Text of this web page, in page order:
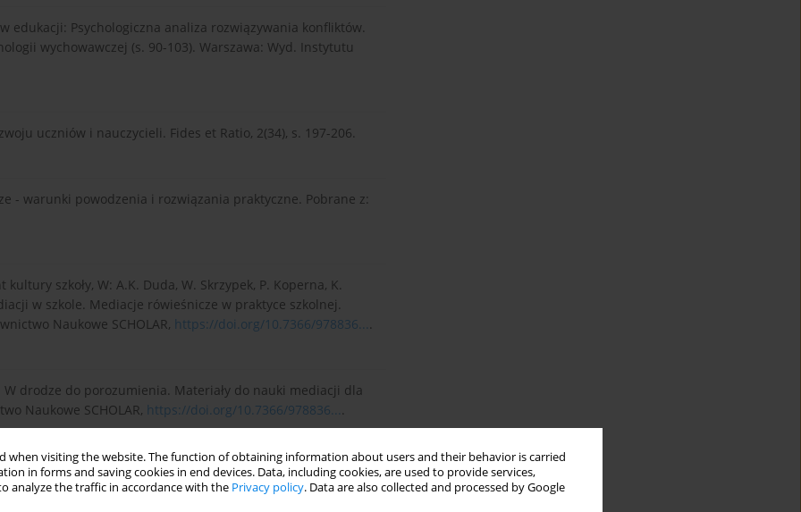
when visiting the website. The function of obtaining information about users and their behavior is carried
in forms and saving cookies in end devices. Data, including cookies, are used to provide services,
analyze the traffic in accordance with the Privacy policy. Data are also collected and processed by Google
edukacji: Psychologiczna analiza rozwiązywania konfliktów.
wychowawczej (s. 90-103). Warszawa: Wyd. Instytutu
uczniów i nauczycieli. Fides et Ratio, 2(34), s. 197-206.
- warunki powodzenia i rozwiązania praktyczne. Pobrane z:
szkoły, W: A.K. Duda, W. Skrzypek, P. Koperna, K.
w szkole. Mediacje rówieśnicze w praktyce szkolnej.
Naukowe SCHOLAR, https://doi.org/10.7366/978836....
drodze do porozumienia. Materiały do nauki mediacji dla
Naukowe SCHOLAR, https://doi.org/10.7366/978836....
pracy mediatora szkolnego. Warszawa: Wydawnictwo